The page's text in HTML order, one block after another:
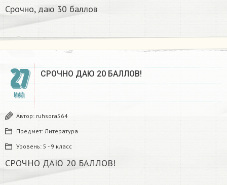
Срочно, даю 30 баллов​
27
МАЙ
СРОЧНО ДАЮ 20 БАЛЛОВ!
Автор: ruhsora564
Предмет: Литература
Уровень: 5 - 9 класс
СРОЧНО ДАЮ 20 БАЛЛОВ!